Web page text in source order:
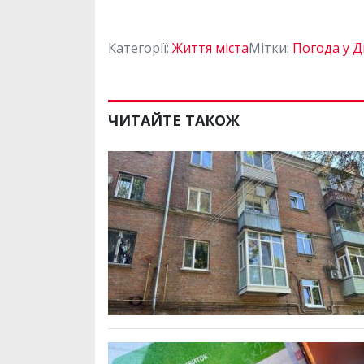
Категорії: Життя містаМітки: Погода у
ЧИТАЙТЕ ТАКОЖ